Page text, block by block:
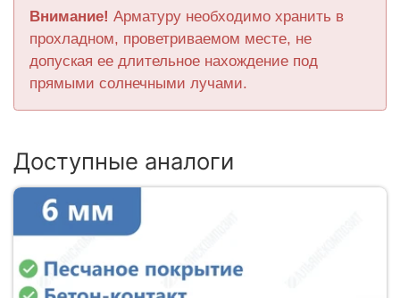
Внимание! Арматуру необходимо хранить в
прохладном, проветриваемом месте, не
допуская ее длительное нахождение под
прямыми солнечными лучами.
Доступные аналоги